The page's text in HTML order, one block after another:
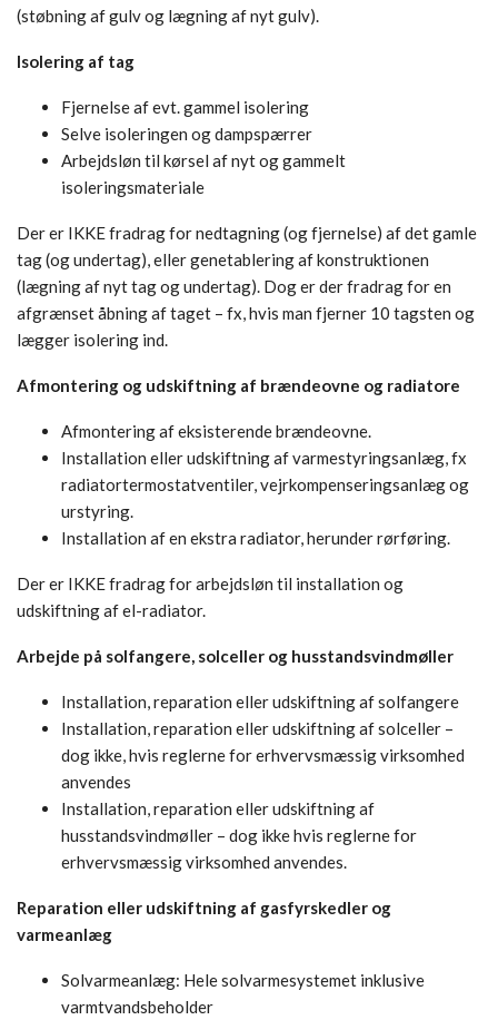
(støbning af gulv og lægning af nyt gulv).
Isolering af tag
Fjernelse af evt. gammel isolering
Selve isoleringen og dampspærrer
Arbejdsløn til kørsel af nyt og gammelt
isoleringsmateriale
Der er IKKE fradrag for nedtagning (og fjernelse) af det gamle
tag (og undertag), eller genetablering af konstruktionen
(lægning af nyt tag og undertag). Dog er der fradrag for en
afgrænset åbning af taget – fx, hvis man fjerner 10 tagsten og
lægger isolering ind.
Afmontering og udskiftning af brændeovne og radiatore
Afmontering af eksisterende brændeovne.
Installation eller udskiftning af varmestyringsanlæg, fx
radiatortermostatventiler, vejrkompenseringsanlæg og
urstyring.
Installation af en ekstra radiator, herunder rørføring.
Der er IKKE fradrag for arbejdsløn til installation og
udskiftning af el-radiator.
Arbejde på solfangere, solceller og husstandsvindmøller
Installation, reparation eller udskiftning af solfangere
Installation, reparation eller udskiftning af solceller –
dog ikke, hvis reglerne for erhvervsmæssig virksomhed
anvendes
Installation, reparation eller udskiftning af
husstandsvindmøller – dog ikke hvis reglerne for
erhvervsmæssig virksomhed anvendes.
Reparation eller udskiftning af gasfyrskedler og
varmeanlæg
Solvarmeanlæg: Hele solvarmesystemet inklusive
varmtvandsbeholder